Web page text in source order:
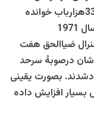
تقدیم داشتم، شمار مدارس رادر پاکستان 33هزارباب خوانده
بود. بقول او، تعداد مدارس درپاکستان درسال 1971
جنرال ضیاالحق هفت
شان درصوبۀ سرحد
بصورت یقینی
بسیار افزایش داده